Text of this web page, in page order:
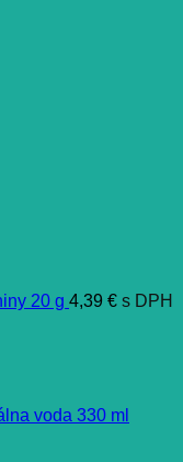
20 g 4,39 € s DPH
voda 330 ml